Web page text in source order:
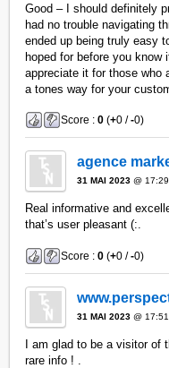
Good – I should definitely
had no trouble navigating
ended up being truly easy
hoped for before you
appreciate it for those who
a tones way for your
Score :0 (+0 /-0)
agence
31 MAI 2023 @
Real informative and
that’s user pleasant (:.
Score :0 (+0 /-0)
31 MAI 2023 @
I am glad to be a visitor of
rare info ! .